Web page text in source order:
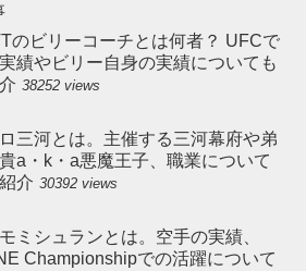
のビリーコーチとは何者？ UFCで
績やビリー自身の実績についても
38252 views
三河とは。主催する三河幕府や弟
a・k・a悪魔王子、職業について
介 30392 views
ミシュランとは。空手の実績、
Championshipでの活躍について